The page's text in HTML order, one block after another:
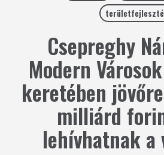
Csepreghy
Modern
keretében
milliárd
lehívhatnak a